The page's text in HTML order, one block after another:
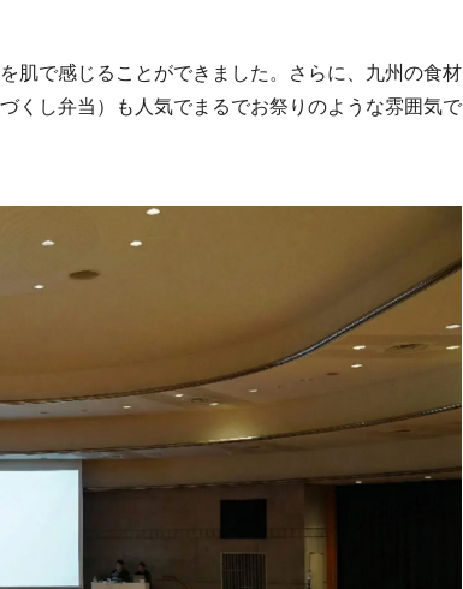
肌で感じることができました。さらに、九州の食材
くし弁当）も人気でまるでお祭りのような雰囲気で